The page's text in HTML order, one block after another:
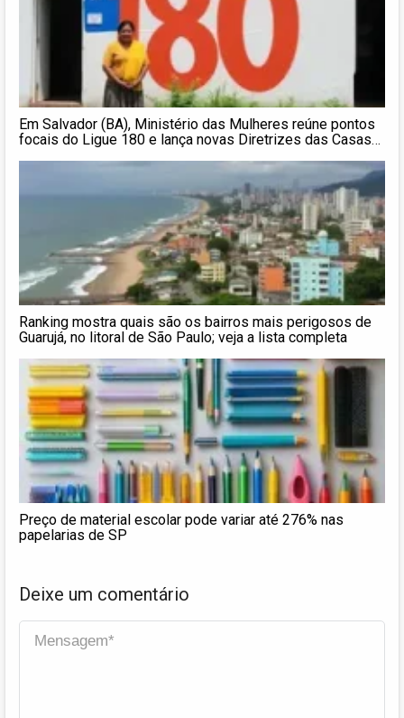
Em Salvador (BA), Ministério das Mulheres reúne pontos
focais do Ligue 180 e lança novas Diretrizes das Casas
Ranking mostra quais são os bairros mais perigosos de
Guarujá, no litoral de São Paulo; veja a lista completa
Preço de material escolar pode variar até 276% nas
papelarias de SP
Deixe um comentário